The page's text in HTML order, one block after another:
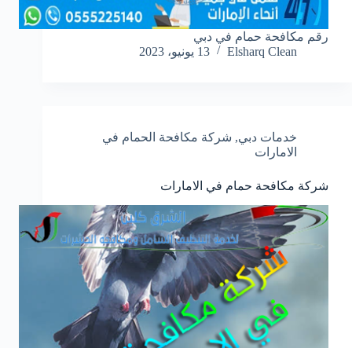
رقم مكافحة حمام في دبي
Elsharq Clean
13 يونيو، 2023
خدمات دبي, شركة مكافحة الحمام في
الامارات
شركة مكافحة حمام في الامارات